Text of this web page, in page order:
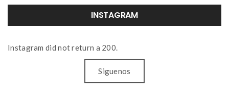
INSTAGRAM
Instagram did not return a 200.
Siguenos